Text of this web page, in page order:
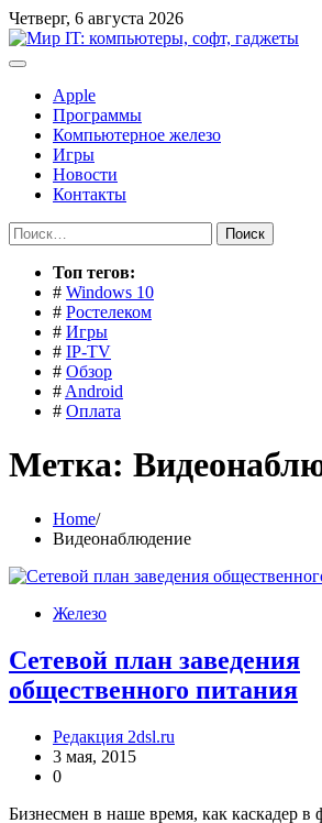
Перейти
к
содержимому
Четверг, 6 августа 2026
Apple
Программы
Компьютерное железо
Игры
Новости
Контакты
Найти:
Toп тегов:
# Windows 10
# Ростелеком
# Игры
# IP-TV
# Обзор
# Android
# Оплата
Метка:
Home
Видеонаблюдение
Железо
Сетевой план заведения
общественного питания
Редакция 2dsl.ru
3 мая, 2015
0
Бизнесмен в наше время, как каскадер в